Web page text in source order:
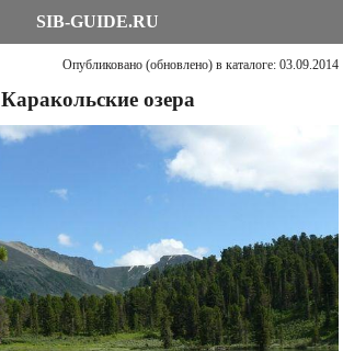
SIB-GUIDE.RU
Опубликовано (обновлено) в каталоге: 03.09.2014
Каракольские озера